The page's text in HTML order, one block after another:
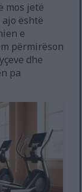
mos jetë
është
e
përmirëson
dhe
pa